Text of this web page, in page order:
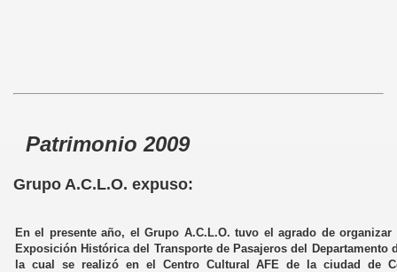
Patrimonio 2009
Grupo A.C.L.O. expuso:
En el presente año, el Grupo A.C.L.O. tuvo el agrado de organizar
Exposición Histórica del Transporte de Pasajeros del Departamento
la cual se realizó en el Centro Cultural AFE de la ciudad de